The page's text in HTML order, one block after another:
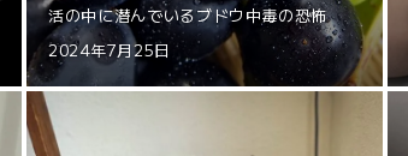
活の中に潜んでいるブドウ中毒の恐怖
2024年7月25日